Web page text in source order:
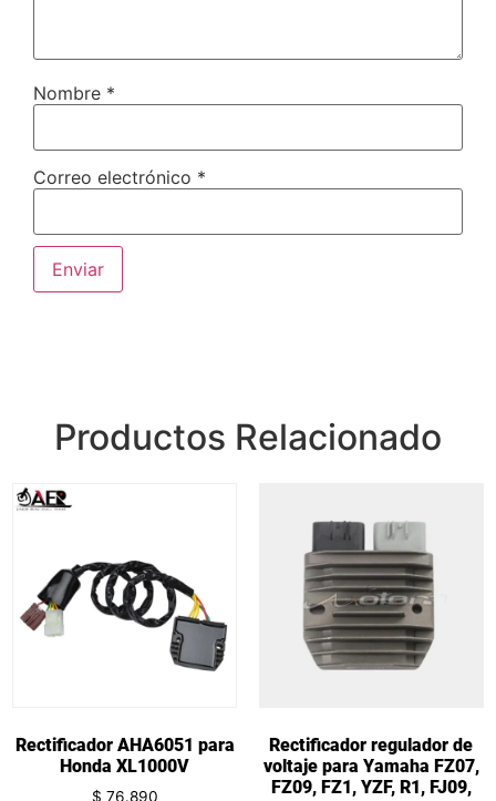
Nombre *
Correo electrónico *
Productos Relacionado
Rectificador AHA6051 para
Honda XL1000V
$ 76.890
Rectificador regulador de
voltaje para Yamaha FZ07,
FZ09, FZ1, YZF, R1, FJ09,